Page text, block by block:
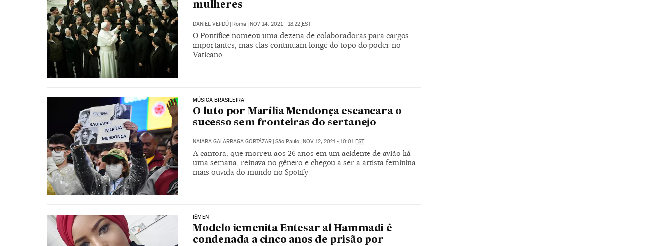
mulheres
DANIEL VERDÚ Roma NOV 14, 2021 - 18:22 EST
O Pontífice nomeou uma dezena de colaboradoras para cargos
importantes, mas elas continuam longe do topo do poder no
Vaticano
MÚSICA BRASILEIRA
O luto por Marília Mendonça escancara o
sucesso sem fronteiras do sertanejo
NAIARA GALARRAGA GORTÁZAR | São Paulo | NOV 12, 2021 - 10:01EST
A cantora, que morreu aos 26 anos em um acidente de avião há
uma semana, reinava no gênero e chegou a ser a artista feminina
mais ouvida do mundo no Spotify
IÊMEN
Modelo iemenita Entesar al Hammadi é
condenada a cinco anos de prisão por